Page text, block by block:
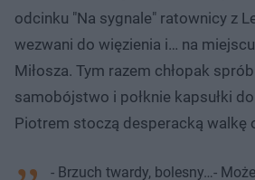
odcinku "Na sygnale" ratownicy z
wezwani do więzienia i… na
Miłosza. Tym razem chłopak
samobójstwo i połknie kapsułki
Piotrem stoczą desperacką walkę
- Brzuch twardy, bolesny…-